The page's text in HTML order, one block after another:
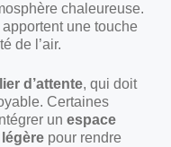
chaleureuse.
une touche
de l’air.
d’attente, qui doit
Certaines
un espace
pour rendre